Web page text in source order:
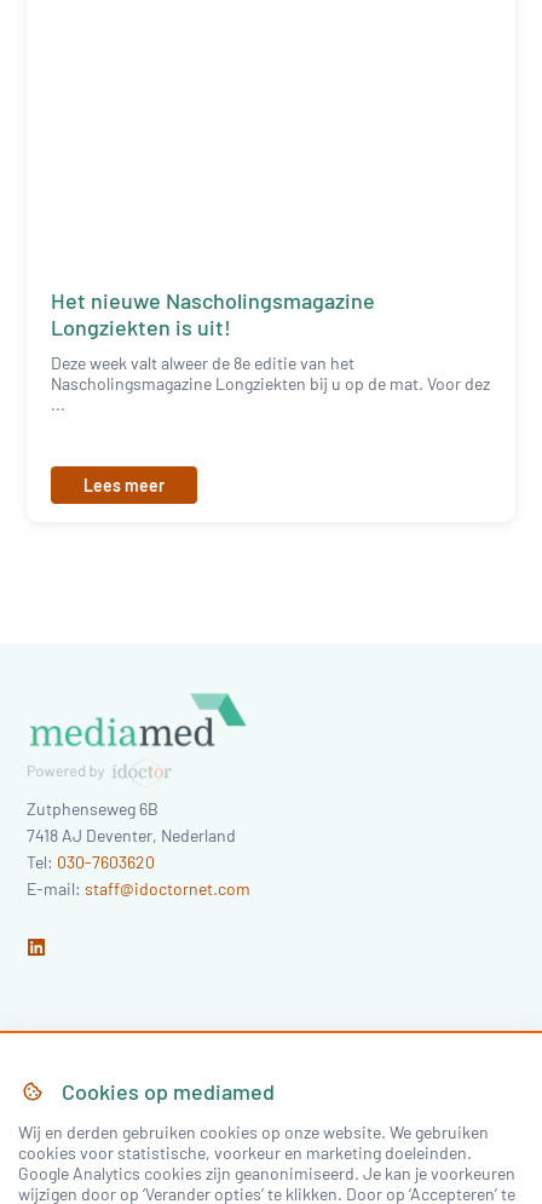
Het nieuwe Nascholingsmagazine
Longziekten is uit!
Deze week valt alweer de 8e editie van het
Nascholingsmagazine Longziekten bij u op de mat. Voor dez
...
Lees meer
Zutphenseweg 6B
7418 AJ Deventer, Nederland
Tel: 030-7603620
E-mail:staff@idoctornet.com
Home
Nascholing Nieuws & Artikelen
Congressen
Cookies op mediamed
Wij en derden gebruiken cookies op onze website. We gebruiken
cookies voor statistische, voorkeur en marketing doeleinden.
Google Analytics cookies zijn geanonimiseerd. Je kan je voorkeuren
wijzigen door op ‘Verander opties’ te klikken. Door op ‘Accepteren’ te